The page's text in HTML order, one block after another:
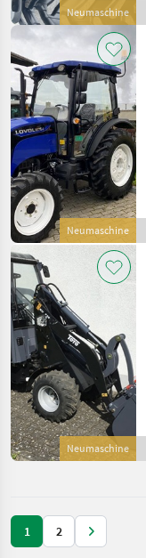
Neumaschine
Neumaschine
Neumaschine
1 2